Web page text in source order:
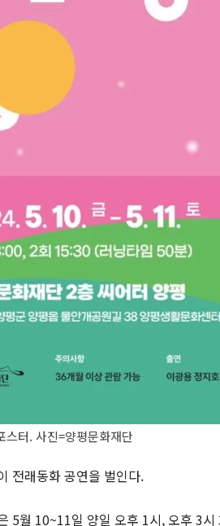
스터. 사진=양평문화재단
전래동화 공연을 벌인다.
5월 10~11일 양일 오후 1시, 오후 3